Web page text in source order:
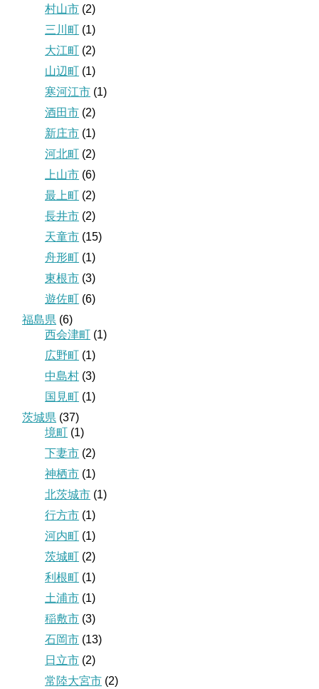
村山市 (2)
三川町 (1)
大江町 (2)
山辺町 (1)
寒河江市 (1)
酒田市 (2)
新庄市 (1)
河北町 (2)
上山市 (6)
最上町 (2)
長井市 (2)
天童市 (15)
舟形町 (1)
東根市 (3)
遊佐町 (6)
福島県 (6)
西会津町 (1)
広野町 (1)
中島村 (3)
国見町 (1)
茨城県 (37)
境町 (1)
下妻市 (2)
神栖市 (1)
北茨城市 (1)
行方市 (1)
河内町 (1)
茨城町 (2)
利根町 (1)
土浦市 (1)
稲敷市 (3)
石岡市 (13)
日立市 (2)
常陸大宮市 (2)